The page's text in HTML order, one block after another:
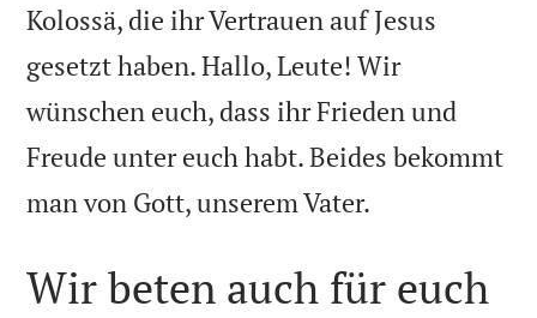
Kolossä, die ihr Vertrauen auf Jesus
gesetzt haben. Hallo, Leute! Wir
wünschen euch, dass ihr Frieden und
Freude unter euch habt. Beides bekommt
man von Gott, unserem Vater.
Wir beten auch für euch